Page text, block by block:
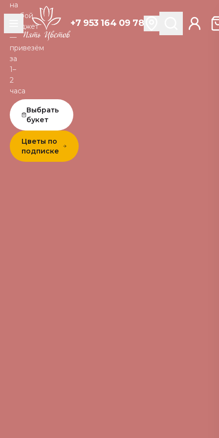
+7 953 164 09 78
на
любой
бюджет
—
привезём
за
1–
2
часа
Выбрать
букет
Цветы по
подписке